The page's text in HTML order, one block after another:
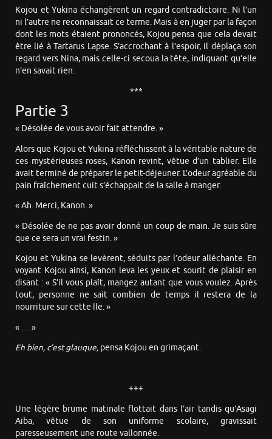
Kojou et Yukina échangèrent un regard contradictoire. Ni l’un
ni l’autre ne reconnaissait ce terme. Mais à en juger par la façon
dont les mots étaient prononcés, Kojou pensa que cela devait
être lié à Tartarus Lapse. S’accrochant à l’espoir, il déplaça son
regard vers Nina, mais celle-ci secoua la tête, indiquant qu’elle
n’en savait rien.
***
Partie 3
« Désolée de vous avoir fait attendre. »
Alors que Kojou et Yukina réfléchissent à la véritable nature de
ces mystérieuses roses, Kanon revint, vêtue d’un tablier. Elle
avait terminé de préparer le petit-déjeuner. L’odeur agréable du
pain fraîchement cuit s’échappait de la salle à manger.
« Ah. Merci, Kanon. »
« Désolée de ne pas avoir donné un coup de main. Je suis sûre
que ce sera un vrai festin. »
Kojou et Yukina se levèrent, séduits par l’odeur alléchante. En
voyant Kojou ainsi, Kanon leva les yeux et sourit de plaisir en
disant : « S’il vous plaît, mangez autant que vous voulez. Après
tout, personne ne sait combien de temps il restera de la
nourriture sur cette île. »
« … »
Eh bien, c’est glauque, pensa Kojou en grimaçant.
+++
Une légère brume matinale flottait dans l’air tandis qu’Asagi
Aiba, vêtue de son uniforme scolaire, gravissait
paresseusement une route vallonnée.